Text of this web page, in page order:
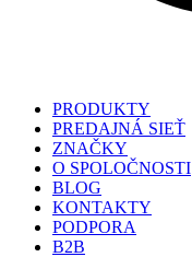
PRODUKTY
PREDAJNÁ SIEŤ
ZNAČKY
O SPOLOČNOSTI
BLOG
KONTAKTY
PODPORA
B2B